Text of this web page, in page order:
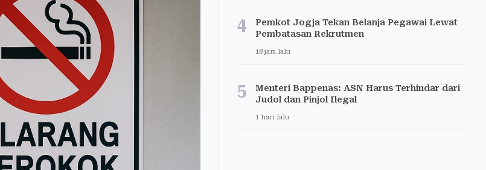
4
Pemkot Jogja Tekan Belanja Pegawai Lewat
Pembatasan Rekrutmen
18 jam lalu
5
Menteri Bappenas: ASN Harus Terhindar dari
Judol dan Pinjol Ilegal
1 hari lalu